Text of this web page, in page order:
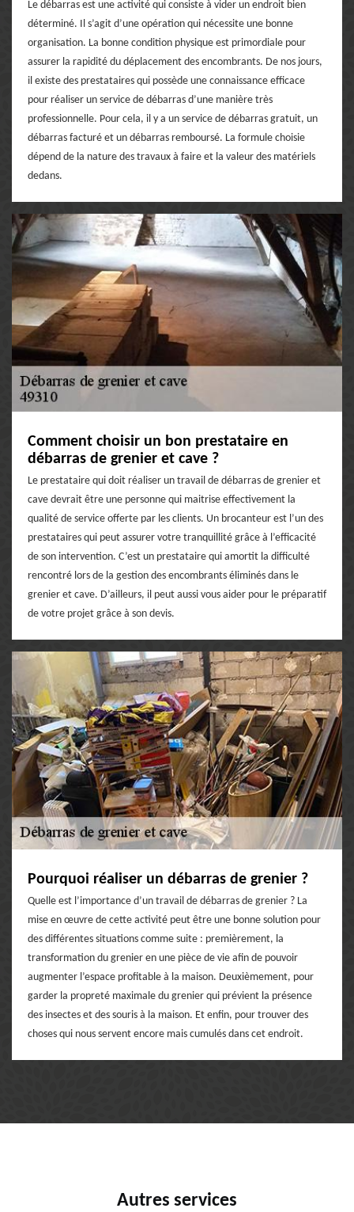
Le débarras est une activité qui consiste à vider un endroit bien
déterminé. Il s’agit d’une opération qui nécessite une bonne
organisation. La bonne condition physique est primordiale pour
assurer la rapidité du déplacement des encombrants. De nos jours,
il existe des prestataires qui possède une connaissance efficace
pour réaliser un service de débarras d’une manière très
professionnelle. Pour cela, il y a un service de débarras gratuit, un
débarras facturé et un débarras remboursé. La formule choisie
dépend de la nature des travaux à faire et la valeur des matériels
dedans.
Comment choisir un bon prestataire en
débarras de grenier et cave ?
Le prestataire qui doit réaliser un travail de débarras de grenier et
cave devrait être une personne qui maitrise effectivement la
qualité de service offerte par les clients. Un brocanteur est l’un des
prestataires qui peut assurer votre tranquillité grâce à l’efficacité
de son intervention. C’est un prestataire qui amortit la difficulté
rencontré lors de la gestion des encombrants éliminés dans le
grenier et cave. D’ailleurs, il peut aussi vous aider pour le préparatif
de votre projet grâce à son devis.
Pourquoi réaliser un débarras de grenier ?
Quelle est l’importance d’un travail de débarras de grenier ? La
mise en œuvre de cette activité peut être une bonne solution pour
des différentes situations comme suite : premièrement, la
transformation du grenier en une pièce de vie afin de pouvoir
augmenter l’espace profitable à la maison. Deuxièmement, pour
garder la propreté maximale du grenier qui prévient la présence
des insectes et des souris à la maison. Et enfin, pour trouver des
choses qui nous servent encore mais cumulés dans cet endroit.
Autres services